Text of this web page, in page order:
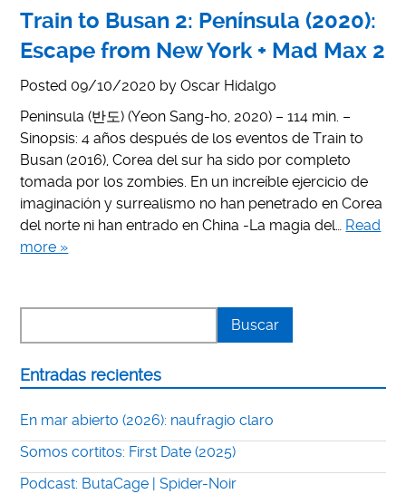
Train to Busan 2: Península (2020):
Escape from New York + Mad Max 2
Posted 09/10/2020 byOscar Hidalgo
Peninsula (반도) (Yeon Sang-ho, 2020) – 114 min. –
Sinopsis: 4 años después de los eventos de Train to
Busan (2016), Corea del sur ha sido por completo
tomada por los zombies. En un increíble ejercicio de
imaginación y surrealismo no han penetrado en Corea
del norte ni han entrado en China -La magia del… Read
more »
Entradas recientes
En mar abierto (2026): naufragio claro
Somos cortitos: First Date (2025)
Podcast: ButaCage | Spider-Noir